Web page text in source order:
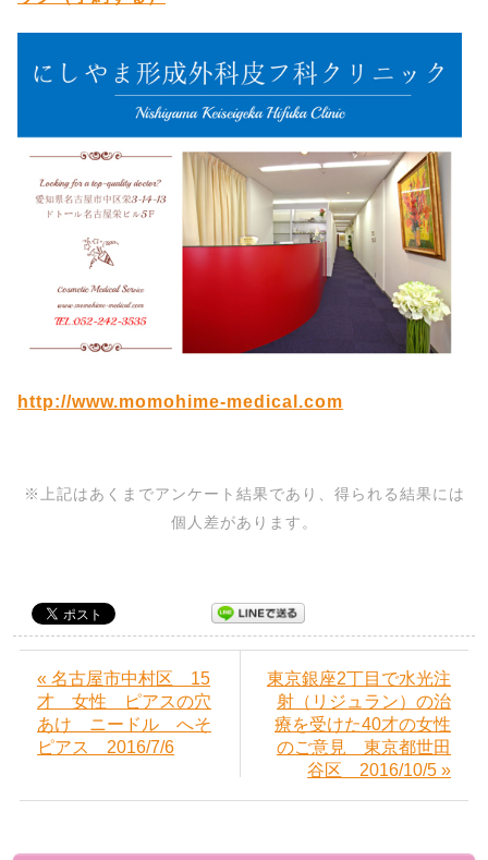
http://www.momohime-medical.com
※上記はあくまでアンケート結果であり、得られる結果には
個人差があります。
« 名古屋市中村区 15
才 女性 ピアスの穴
あけ ニードル へそ
ピアス 2016/7/6
東京銀座2丁目で水光注
射（リジュラン）の治
療を受けた40才の女性
のご意見 東京都世田
谷区 2016/10/5 »